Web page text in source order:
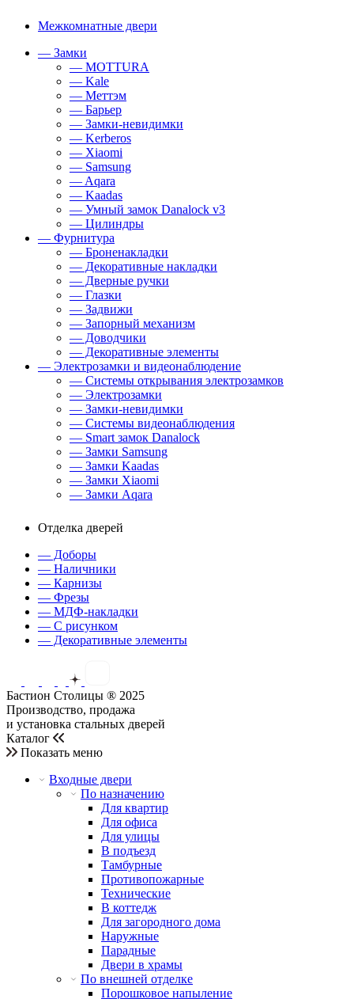
Межкомнатные двери
— Замки
— MOTTURA
— Kale
— Меттэм
— Барьер
— Замки-невидимки
— Kerberos
— Xiaomi
— Samsung
— Aqara
— Kaadas
— Умный замок Danalock v3
— Цилиндры
— Фурнитура
— Броненакладки
— Декоративные накладки
— Дверные ручки
— Глазки
— Задвижи
— Запорный механизм
— Доводчики
— Декоративные элементы
— Электрозамки и видеонаблюдение
— Системы открывания электрозамков
— Электрозамки
— Замки-невидимки
— Системы видеонаблюдения
— Smart замок Danalock
— Замки Samsung
— Замки Kaadas
— Замки Xiaomi
— Замки Aqara
Отделка дверей
— Доборы
— Наличники
— Карнизы
— Фрезы
— МДФ-накладки
— С рисунком
— Декоративные элементы
Бастион Столицы ® 2025
Производство, продажа
и установка стальных дверей
Каталог
Показать меню
Входные двери
По назначению
Для квартир
Для офиса
Для улицы
В подъезд
Тамбурные
Противопожарные
Технические
В коттедж
Для загородного дома
Наружные
Парадные
Двери в храмы
По внешней отделке
Порошковое напыление